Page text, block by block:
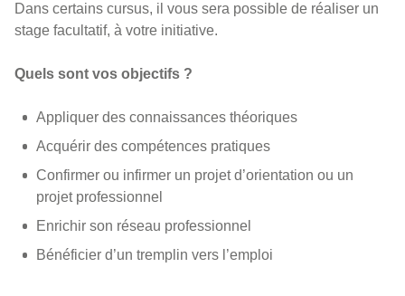
Dans certains cursus, il vous sera possible de réaliser un
stage facultatif, à votre initiative.
Quels sont vos objectifs ?
Appliquer des connaissances théoriques
Acquérir des compétences pratiques
Confirmer ou infirmer un projet d’orientation ou un
projet professionnel
Enrichir son réseau professionnel
Bénéficier d’un tremplin vers l’emploi